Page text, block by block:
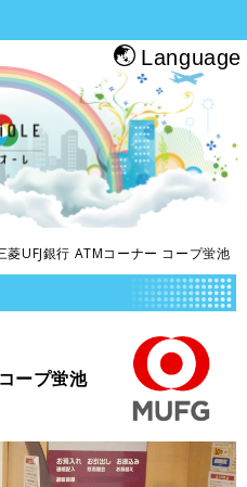
をする人・帰る人・地元の人がホッと
Language
菱UFJ銀行 ATMコーナー コープ蛍池
ープ蛍池